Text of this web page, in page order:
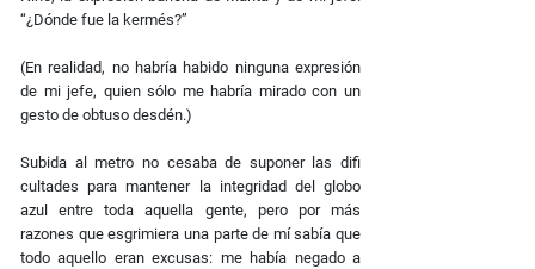
“¿Dónde fue la kermés?”
(En realidad, no habría habido ninguna expresión
de mi jefe, quien sólo me habría mirado con un
gesto de obtuso desdén.)
Subida al metro no cesaba de suponer las diﬁ
cultades para mantener la integridad del globo
azul entre toda aquella gente, pero por más
razones que esgrimiera una parte de mí sabía que
todo aquello eran excusas: me había negado a